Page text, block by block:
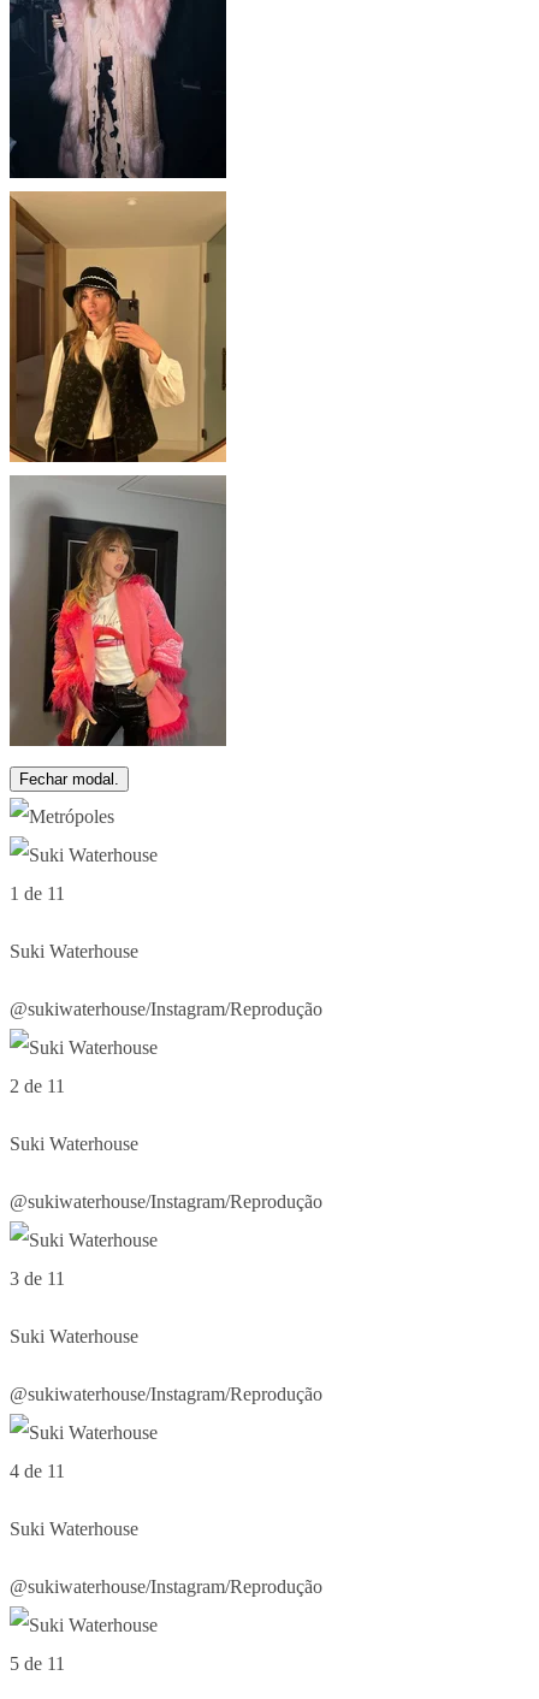
Fechar modal.
1 de 11
Suki Waterhouse
@sukiwaterhouse/Instagram/Reprodução
2 de 11
Suki Waterhouse
@sukiwaterhouse/Instagram/Reprodução
3 de 11
Suki Waterhouse
@sukiwaterhouse/Instagram/Reprodução
4 de 11
Suki Waterhouse
@sukiwaterhouse/Instagram/Reprodução
5 de 11